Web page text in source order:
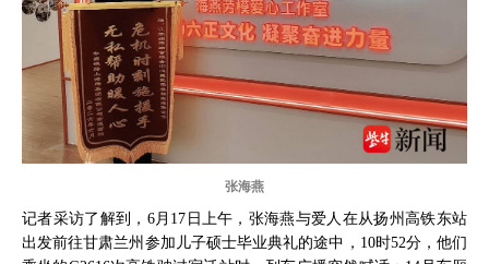
张海燕
记者采访了解到，6月17日上午，张海燕与爱人在从扬州高铁东站
出发前往甘肃兰州参加儿子硕士毕业典礼的途中，10时52分，他们